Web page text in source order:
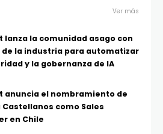
Ver más
lanza la comunidad asago con
la industria para automatizar
y la gobernanza de IA
anuncia el nombramiento de
Castellanos como Sales
en Chile